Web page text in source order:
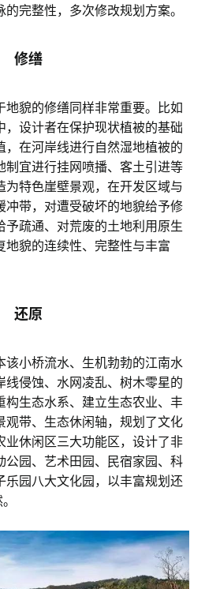
完整性，多次修改规划方案。
修缮
地貌的修缮同样非常重要。比如
，设计者在保护现状植被的基础
，在河岸线进行自然湿地植被的
制宜进行挂网喷播、客土引进等
为特色崖壁景观，在开发区域与
冲带，对遭受破坏的地貌给予修
予疏通、对荒废的土地利用原生
地貌的连续性、完整性与丰富
还原
该小桥流水、生机勃勃的江南水
线侵蚀、水网凌乱、树木零星的
构生态水系、建立生态农业、丰
观带、生态休闲轴，规划了文化
业休闲区三大功能区，设计了非
公园、艺术田园、民宿家园、科
乐园八大文化园，以丰富规划还